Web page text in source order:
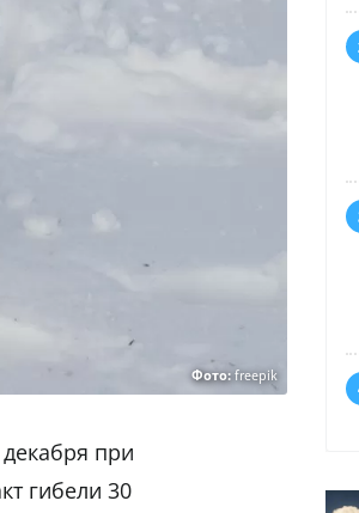
Фото:freepik
при
гибели 30